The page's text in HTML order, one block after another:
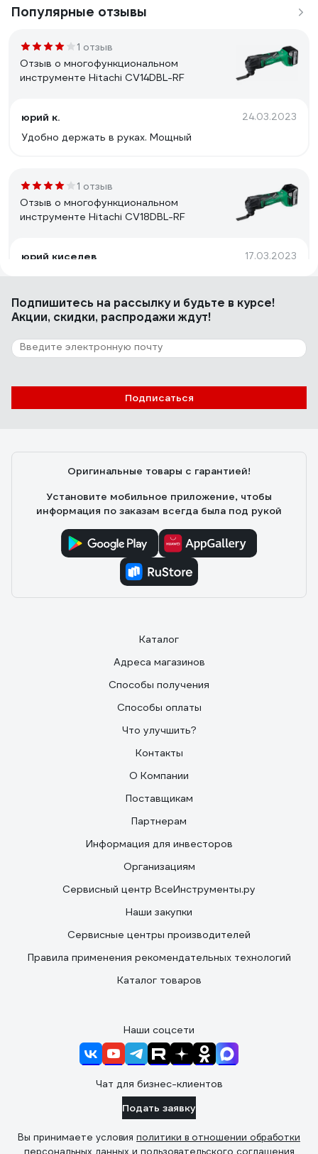
Популярные отзывы
1 отзыв
Отзыв о многофункциональном
инструменте Hitachi CV14DBL-RF
юрий к. 24.03.2023
Удобно держать в руках. Мощный
1 отзыв
Отзыв о многофункциональном
инструменте Hitachi CV18DBL-RF
юрий киселев 17.03.2023
Удобно держать в руках. Мощный
Подпишитесь на рассылкуи будьте в курсе!
Акции, скидки, распродажи ждут!
Подписаться
Оригинальные товары с гарантией!
Установите мобильное приложение, чтобы
информация по заказам всегда была под рукой
Каталог
Адреса магазинов
Способы получения
Способы оплаты
Что улучшить?
Контакты
О Компании
Поставщикам
Партнерам
Информация для инвесторов
Организациям
Сервисный центр ВсеИнструменты.ру
Наши закупки
Сервисные центры производителей
Правила применения рекомендательных технологий
Каталог товаров
Наши соцсети
Чат для бизнес-клиентов
Подать заявку
Вы принимаете условия политики в отношении обработки
персональных данных и пользовательского соглашения